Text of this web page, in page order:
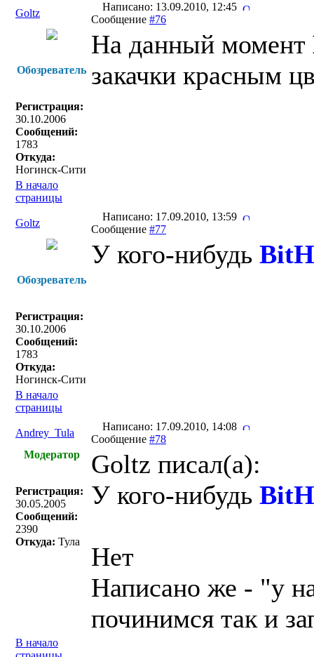
Goltz
Написано: 13.09.2010, 12:45
Сообщение #76
Обозреватель
Регистрация:
30.10.2006
Сообщений:
1783
Откуда:
Ногинск-Сити
На данный момент
закачки красным
В начало
страницы
Goltz
Написано: 17.09.2010, 13:59
Сообщение #77
Обозреватель
Регистрация:
30.10.2006
Сообщений:
1783
Откуда:
Ногинск-Сити
У кого-нибудь
В начало
страницы
Andrey_Tula
Написано: 17.09.2010, 14:08
Сообщение #78
Модератор
Регистрация:
30.05.2005
Сообщений:
2390
Откуда: Тула
Goltz писал(a):
У кого-нибудь
Нет
Написано же - "у
починимся так и
В начало